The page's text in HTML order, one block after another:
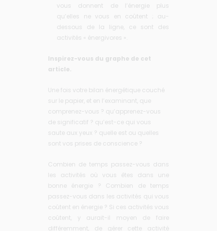
vous donnent de l’énergie plus
qu’elles ne vous en coûtent ; au-
dessous de la ligne, ce sont des
activités « énergivores ».
Inspirez-vous du graphe de cet
article.
Une fois votre bilan énergétique couché
sur le papier, et en l’examinant, que
comprenez-vous ? qu’apprenez-vous
de significatif ? qu’est-ce qui vous
saute aux yeux ? quelle est ou quelles
sont vos prises de conscience ?
Combien de temps passez-vous dans
les activités où vous êtes dans une
bonne énergie ? Combien de temps
passez-vous dans les activités qui vous
coûtent en énergie ? Si ces activités vous
coûtent, y aurait-il moyen de faire
différemment, de gérer cette activité